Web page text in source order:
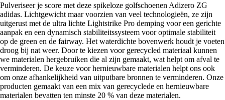
Pulveriseer je score met deze spikeloze golfschoenen Adizero ZG
adidas. Lichtgewicht maar voorzien van veel technologieën, ze zijn
uitgerust met de ultra lichte Lightstrike Pro demping voor een gerichte
aanpak en een dynamisch stabiliteitssysteem voor optimale stabiliteit
op de green en de fairway. Het waterdichte bovenwerk houdt je voeten
droog bij nat weer. Door te kiezen voor gerecycled materiaal kunnen
we materialen hergebruiken die al zijn gemaakt, wat helpt om afval te
verminderen. De keuze voor hernieuwbare materialen helpt ons ook
om onze afhankelijkheid van uitputbare bronnen te verminderen. Onze
producten gemaakt van een mix van gerecyclede en hernieuwbare
materialen bevatten ten minste 20 % van deze materialen.